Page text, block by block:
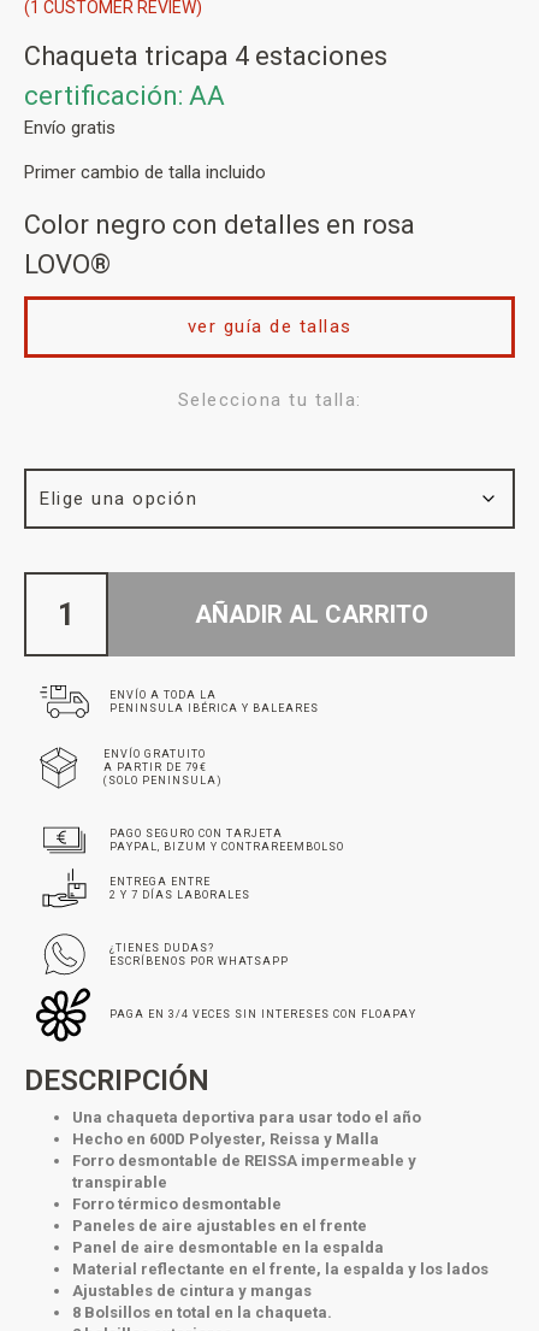
(1 CUSTOMER REVIEW)
Chaqueta tricapa 4 estaciones
certificación: AA
Envío gratis
Primer cambio de talla incluido
Color negro con detalles en rosa
LOVO®
Selecciona tu talla:
ver guía de tallas
AÑADIR AL CARRITO
ENVÍO A TODA LA
PENINSULA IBÉRICA Y BALEARES
ENVÍO GRATUITO
A PARTIR DE 79€
(SOLO PENINSULA)
PAGO SEGURO CON TARJETA
PAYPAL, BIZUM Y CONTRAREEMBOLSO
ENTREGA ENTRE
2 Y 7 DÍAS LABORALES
¿TIENES DUDAS?
ESCRÍBENOS POR WHATSAPP
PAGA EN 3/4 VECES SIN INTERESES CON FLOAPAY
DESCRIPCIÓN
Una chaqueta deportiva para usar todo el año
Hecho en 600D Polyester, Reissa y Malla
Forro desmontable de REISSA impermeable y
transpirable
Forro térmico desmontable
Paneles de aire ajustables en el frente
Panel de aire desmontable en la espalda
Material reflectante en el frente, la espalda y los lados
Ajustables de cintura y mangas
8 Bolsillos en total en la chaqueta.